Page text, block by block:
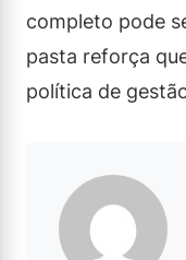
completo pode
pasta reforça
política de